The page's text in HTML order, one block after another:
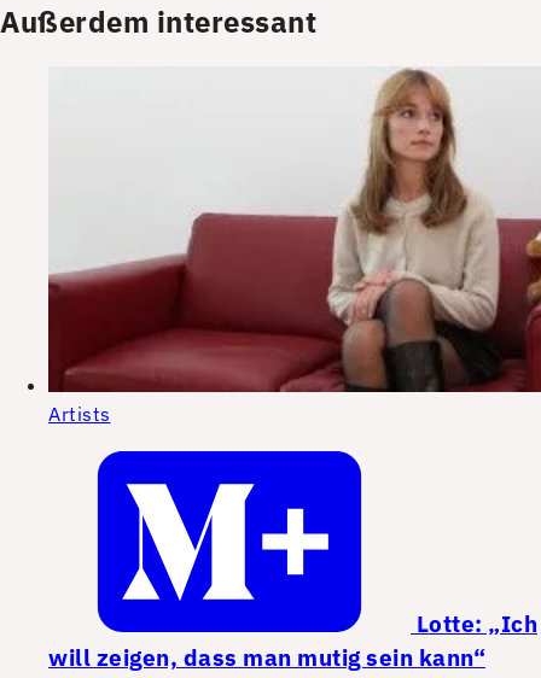
Außerdem interessant
Artists
Lotte: „Ich
will zeigen, dass man mutig sein kann“